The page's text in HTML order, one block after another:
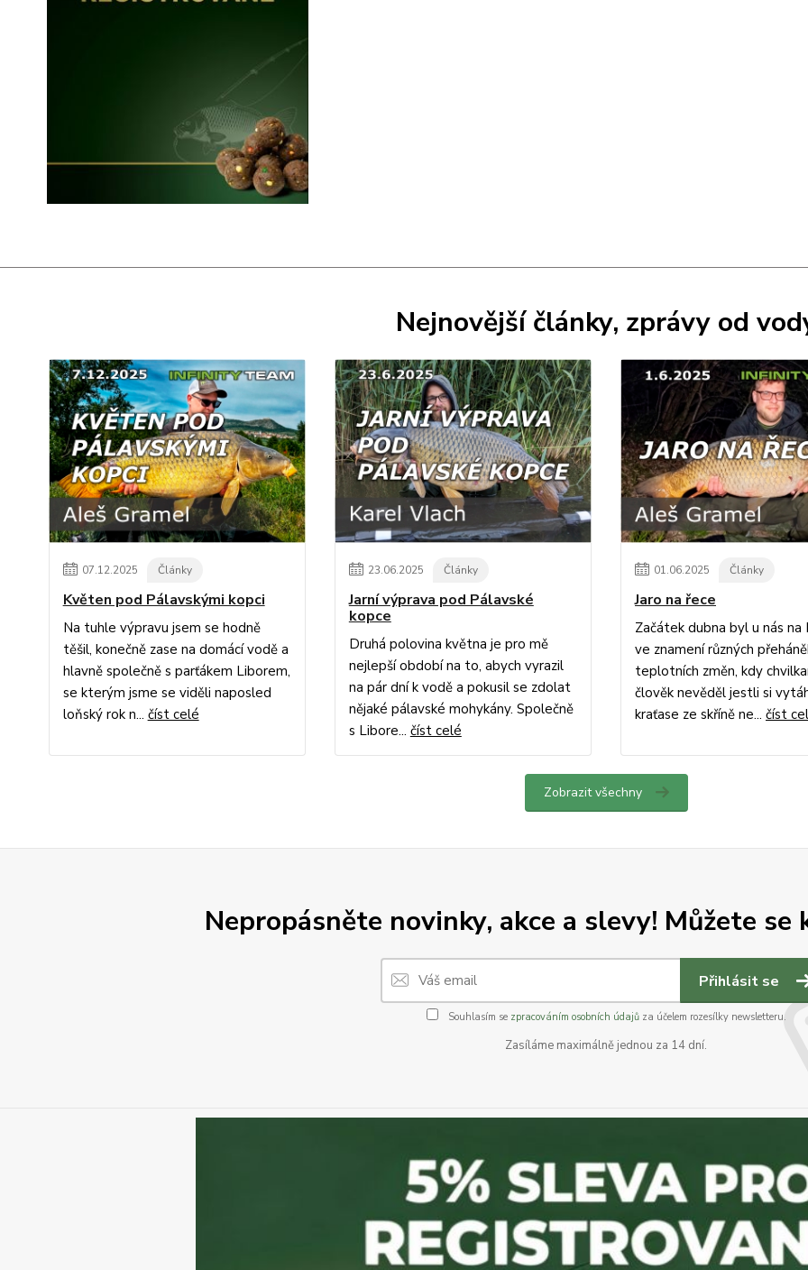
Nejnovější články, zprávy od
07.12.2025 Články
Květen pod Pálavskými kopci
Na tuhle výpravu jsem se hodně
těšil, konečně zase na domácí vodě a
hlavně společně s parťákem Liborem,
se kterým jsme se viděli naposled
loňský rok n... číst celé
23.06.2025 Články
Jarní výprava pod Pálavské
kopce
Druhá polovina května je pro mě
nejlepší období na to, abych vyrazil
na pár dní k vodě a pokusil se zdolat
nějaké pálavské mohykány. Společně
s Libore... číst celé
01.06.2025 Články
Jaro na řece
Začátek dubna byl u nás na
ve znamení různých
teplotních změn, kdy
člověk nevěděl jestli si
kraťase ze skříně ne... číst
Zobrazit všechny
Nepropásněte novinky, akce a slevy! Můžete
Přihlásit se
Souhlasím se zpracováním osobních údajůza účelem rozesílky newsletteru.
Zasíláme maximálně jednou za 14 dní.